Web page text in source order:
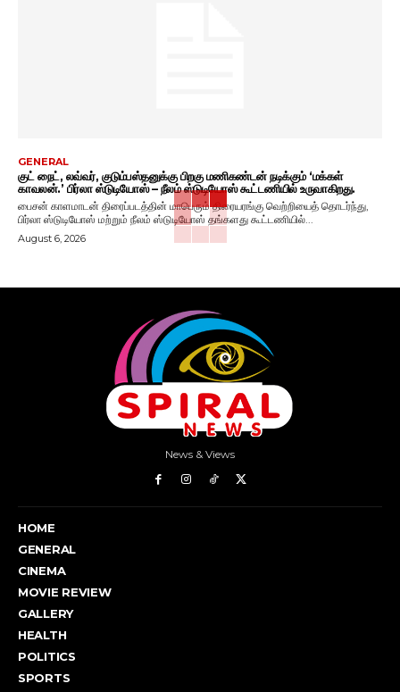
GENERAL
குட் நைட், லவ்வர், குடும்பஸ்தனுக்கு பிறகு மணிகண்டன் நடிக்கும் ‘மக்கள்
காவலன்.’ பிர்லா ஸ்டுடியோஸ் – நீலம் ஸ்டுடியோஸ் கூட்டணியில் உருவாகிறது.
பைசன் காளமாடன் திரைப்படத்தின் மாபெரும் திரையரங்கு வெற்றியைத் தொடர்ந்து,
பிர்லா ஸ்டுடியோஸ் மற்றும் நீலம் ஸ்டுடியோஸ் தங்களது கூட்டணியில்...
August 6, 2026
News & Views
HOME
GENERAL
CINEMA
MOVIE REVIEW
GALLERY
HEALTH
POLITICS
SPORTS